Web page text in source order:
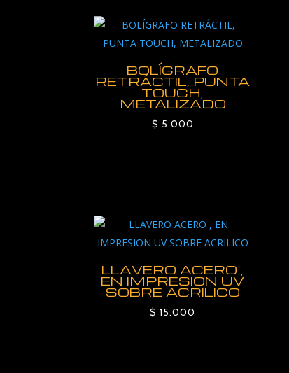
BOLÍGRAFO
RETRÁCTIL, PUNTA
TOUCH,
METALIZADO
$ 5.000
LLAVERO ACERO ,
EN IMPRESION UV
SOBRE ACRILICO
$ 15.000